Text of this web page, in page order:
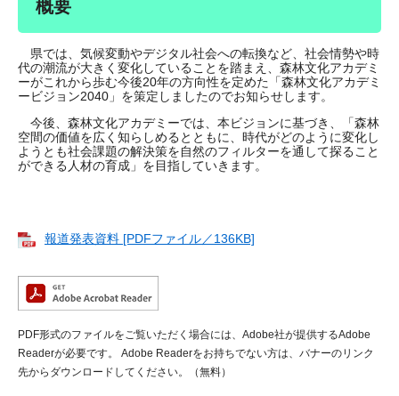
概要
県では、気候変動やデジタル社会への転換など、社会情勢や時
代の潮流が大きく変化していることを踏まえ、森林文化アカデミ
ーがこれから歩む今後20年の方向性を定めた「森林文化アカデミ
ービジョン2040」を策定しましたのでお知らせします。
今後、森林文化アカデミーでは、本ビジョンに基づき、「森林
空間の価値を広く知らしめるとともに、時代がどのように変化し
ようとも社会課題の解決策を自然のフィルターを通して探ること
ができる人材の育成」を目指していきます。
報道発表資料 [PDFファイル／136KB]
PDF形式のファイルをご覧いただく場合には、Adobe社が提供するAdobe
Readerが必要です。
Adobe Readerをお持ちでない方は、バナーのリンク
先からダウンロードしてください。（無料）